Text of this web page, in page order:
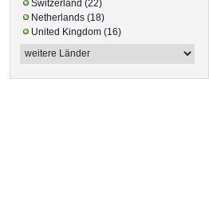
Switzerland (22)
Netherlands (18)
United Kingdom (16)